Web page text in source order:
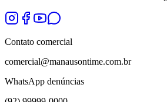
Contato comercial
comercial@manausontime.com.br
WhatsApp denúncias